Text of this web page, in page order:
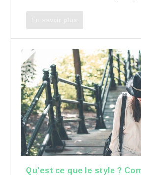
Qu’est ce que le style ?